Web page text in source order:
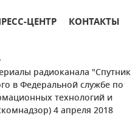
ЦЕНТР КОНТАКТЫ
радиоканала "Спутник
в Федеральной службе по
технологий и
4 апреля 2018